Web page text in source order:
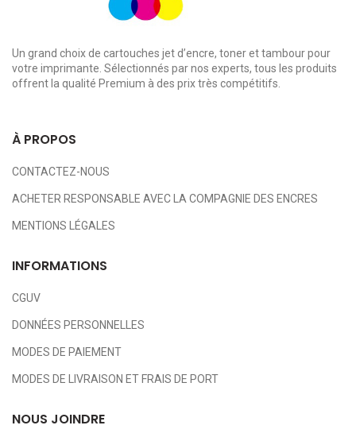
Un grand choix de cartouches jet d’encre, toner et tambour pour
votre imprimante. Sélectionnés par nos experts, tous les produits
offrent la qualité Premium à des prix très compétitifs.
À PROPOS
CONTACTEZ-NOUS
ACHETER RESPONSABLE AVEC LA COMPAGNIE DES ENCRES
MENTIONS LÉGALES
INFORMATIONS
CGUV
DONNÉES PERSONNELLES
MODES DE PAIEMENT
MODES DE LIVRAISON ET FRAIS DE PORT
NOUS JOINDRE